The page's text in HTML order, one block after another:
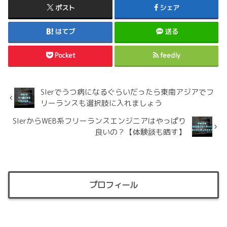
ポスト シェア
はてブ 送る
Pocket feedly
SIerでうつ病になるぐらいだったら東南アジアでフ
リーランスも選択肢に入れましょう
SIerからWEB系フリーランスエンジニアはやっぱり
良いの？【体験談も晒す】
プロフィール